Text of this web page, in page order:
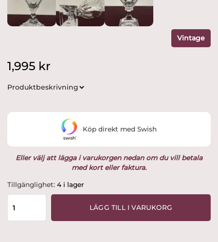
Vintage
1,995 kr
Produktbeskrivning
Eller välj att lägga i varukorgen nedan om du vill betala
med kort eller faktura.
Tillgänglighet: 4 i lager
Kosta
Boda
Junior
LÄGG TILL I VARUKORG
Köp direkt med Swish